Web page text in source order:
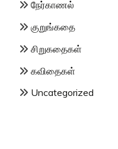
நேர்காணல்
குறுங்கதை
சிறுகதைகள்
கவிதைகள்
Uncategorized